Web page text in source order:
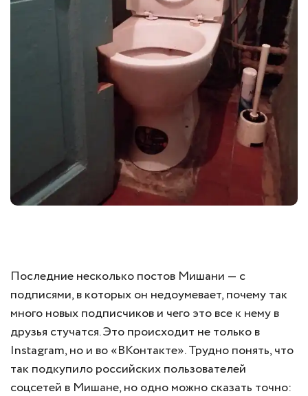
Последние несколько постов Мишани — с
подписями, в которых он недоумевает, почему так
много новых подписчиков и чего это все к нему в
друзья стучатся. Это происходит не только в
Instagram, но и во «ВКонтакте». Трудно понять, что
так подкупило российских пользователей
соцсетей в Мишане, но одно можно сказать точно: